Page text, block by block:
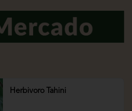
Herbivoro Tahini